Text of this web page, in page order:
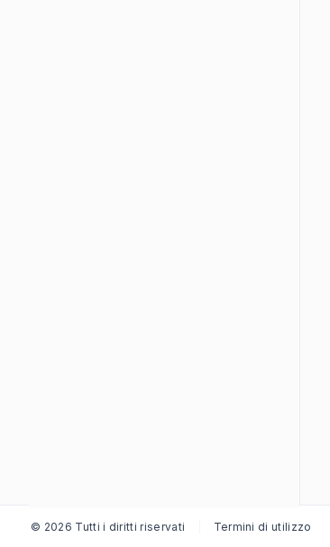
© 2026 Tutti i diritti riservati Termini di utilizzo